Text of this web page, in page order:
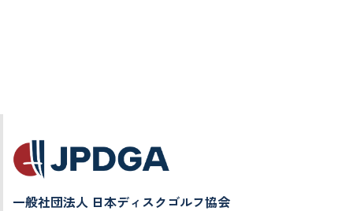
一般社団法人 日本ディスクゴルフ協会